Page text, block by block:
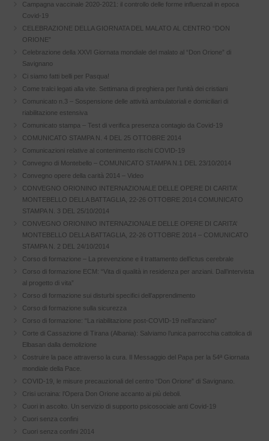
Campagna vaccinale 2020-2021: il controllo delle forme influenzali in epoca
Covid-19
CELEBRAZIONE DELLA GIORNATA DEL MALATO AL CENTRO “DON
ORIONE”
Celebrazione della XXVI Giornata mondiale del malato al “Don Orione” di
Savignano
Ci siamo fatti belli per Pasqua!
Come tralci legati alla vite. Settimana di preghiera per l’unità dei cristiani
Comunicato n.3 – Sospensione delle attività ambulatoriali e domiciliari di
riabilitazione estensiva
Comunicato stampa – Test di verifica presenza contagio da Covid-19
COMUNICATO STAMPA N. 4 DEL 25 OTTOBRE 2014
Comunicazioni relative al contenimento rischi COVID-19
Convegno di Montebello – COMUNICATO STAMPA N.1 DEL 23/10/2014
Convegno opere della carità 2014 – Video
CONVEGNO ORIONINO INTERNAZIONALE DELLE OPERE DI CARITA’
MONTEBELLO DELLA BATTAGLIA, 22-26 OTTOBRE 2014 COMUNICATO
STAMPA N. 3 DEL 25/10/2014
CONVEGNO ORIONINO INTERNAZIONALE DELLE OPERE DI CARITA’
MONTEBELLO DELLA BATTAGLIA, 22-26 OTTOBRE 2014 – COMUNICATO
STAMPA N. 2 DEL 24/10/2014
Corso di formazione – La prevenzione e il trattamento dell’ictus cerebrale
Corso di formazione ECM: “Vita di qualità in residenza per anziani. Dall’intervista
al progetto di vita”
Corso di formazione sui disturbi specifici dell’apprendimento
Corso di formazione sulla sicurezza
Corso di formazione: “La riabilitazione post-COVID-19 nell’anziano”
Corte di Cassazione di Tirana (Albania): Salviamo l’unica parrocchia cattolica di
Elbasan dalla demolizione
Costruire la pace attraverso la cura. Il Messaggio del Papa per la 54ª Giornata
mondiale della Pace.
COVID-19, le misure precauzionali del centro “Don Orione” di Savignano.
Crisi ucraina: l’Opera Don Orione accanto ai più deboli.
Cuori in ascolto. Un servizio di supporto psicosociale anti Covid-19
Cuori senza confini
Cuori senza confini 2014